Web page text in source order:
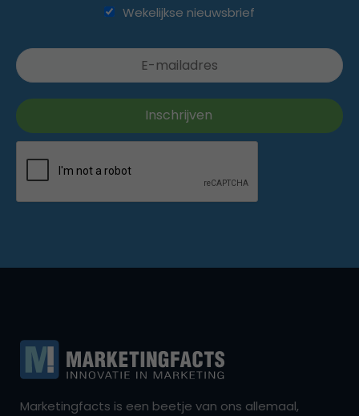
Wekelijkse nieuwsbrief
Marketingfacts is een beetje van ons allemaal,